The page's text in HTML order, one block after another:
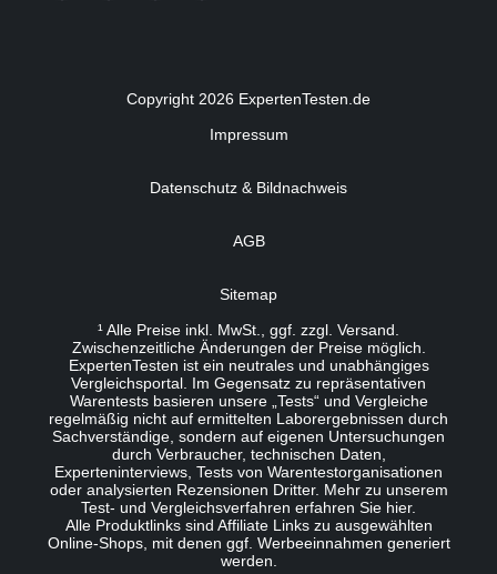
Copyright 2026 ExpertenTesten.de
Impressum
Datenschutz & Bildnachweis
AGB
Sitemap
¹ Alle Preise inkl. MwSt., ggf. zzgl. Versand.
Zwischenzeitliche Änderungen der Preise möglich.
ExpertenTesten ist ein neutrales und unabhängiges
Vergleichsportal. Im Gegensatz zu repräsentativen
Warentests basieren unsere „Tests“ und Vergleiche
regelmäßig nicht auf ermittelten Laborergebnissen durch
Sachverständige, sondern auf eigenen Untersuchungen
durch Verbraucher, technischen Daten,
Experteninterviews, Tests von Warentestorganisationen
oder analysierten Rezensionen Dritter. Mehr zu unserem
Test- und Vergleichsverfahren erfahren Sie hier.
Alle Produktlinks sind Affiliate Links zu ausgewählten
Online-Shops, mit denen ggf. Werbeeinnahmen generiert
werden.